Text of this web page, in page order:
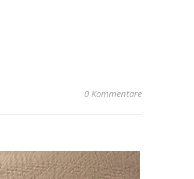
0 Kommentare